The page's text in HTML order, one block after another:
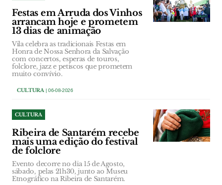
Festas em Arruda dos Vinhos
arrancam hoje e prometem
13 dias de animação
Vila celebra as tradicionais Festas em
Honra de Nossa Senhora da Salvação
com concertos, esperas de touros,
folclore, jazz e petiscos que prometem
muito convívio.
CULTURA| 06-08-2026
CULTURA
Ribeira de Santarém recebe
mais uma edição do festival
de folclore
Evento decorre no dia 15 de Agosto,
sábado, pelas 21h30, junto ao Museu
Etnográfico na Ribeira de Santarém.